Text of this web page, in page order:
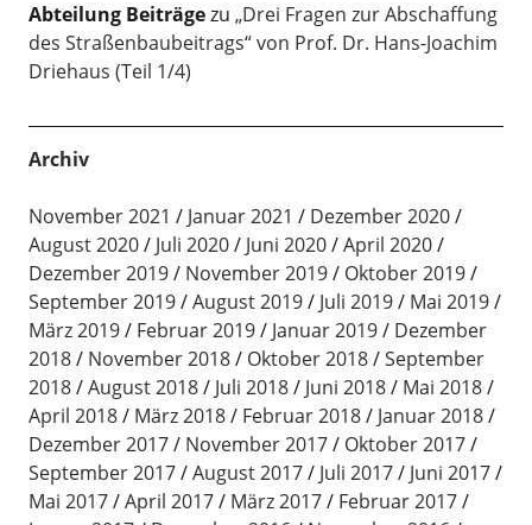
Abteilung Beiträgezu „Drei Fragen zur Abschaffung
des Straßenbaubeitrags“ von Prof. Dr. Hans-Joachim
Driehaus (Teil 1/4)
Archiv
November 2021 Januar 2021
Dezember 2020
August 2020
Juli 2020 Juni 2020
April 2020
Dezember 2019
November 2019
Oktober 2019
September 2019
August 2019 Juli 2019
Mai 2019
März 2019
Februar 2019 Januar 2019
Dezember
2018
November 2018 Oktober 2018
September
2018
August 2018 Juli 2018 Juni 2018
Mai 2018
April 2018
März 2018 Februar 2018
Januar 2018
Dezember 2017
November 2017
Oktober 2017
September 2017
August 2017 Juli 2017
Juni 2017
Mai 2017
April 2017 März 2017
Februar 2017